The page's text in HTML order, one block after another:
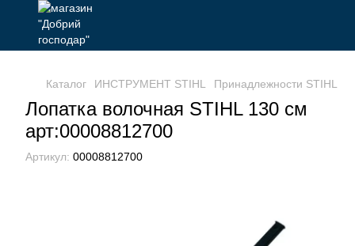
Каталог ИНСТРУМЕНТ STIHL Принадлежности STIHL
Лопатка волочная STIHL 130 см
арт:00008812700
Артикул: 00008812700